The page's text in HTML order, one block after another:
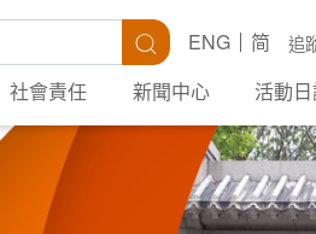
搜尋 追
ENG
简
社會責任 新聞中心 活動